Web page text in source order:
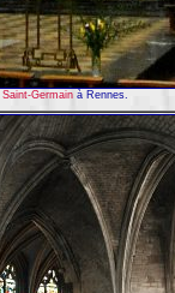
Saint-Germain à Rennes.